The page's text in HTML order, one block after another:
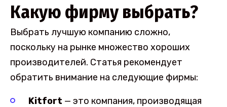
Какую фирму выбрать?
Выбрать лучшую компанию сложно,
поскольку на рынке множество хороших
производителей. Статья рекомендует
обратить внимание на следующие фирмы:
Kitfort — это компания, производящая